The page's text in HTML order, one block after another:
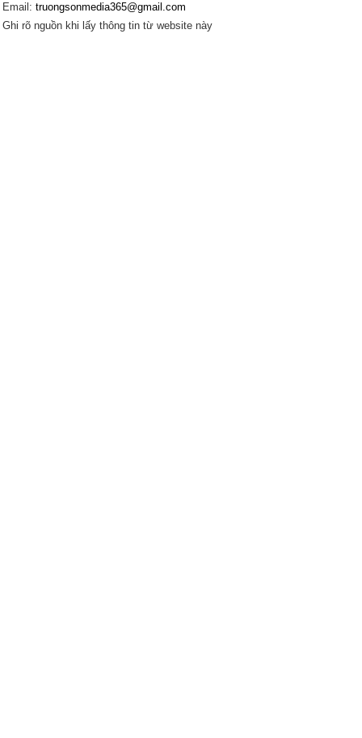
Email: truongsonmedia365@gmail.com
Ghi rõ nguồn khi lấy thông tin từ website này